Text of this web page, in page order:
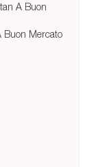
A Buon
Buon Mercato